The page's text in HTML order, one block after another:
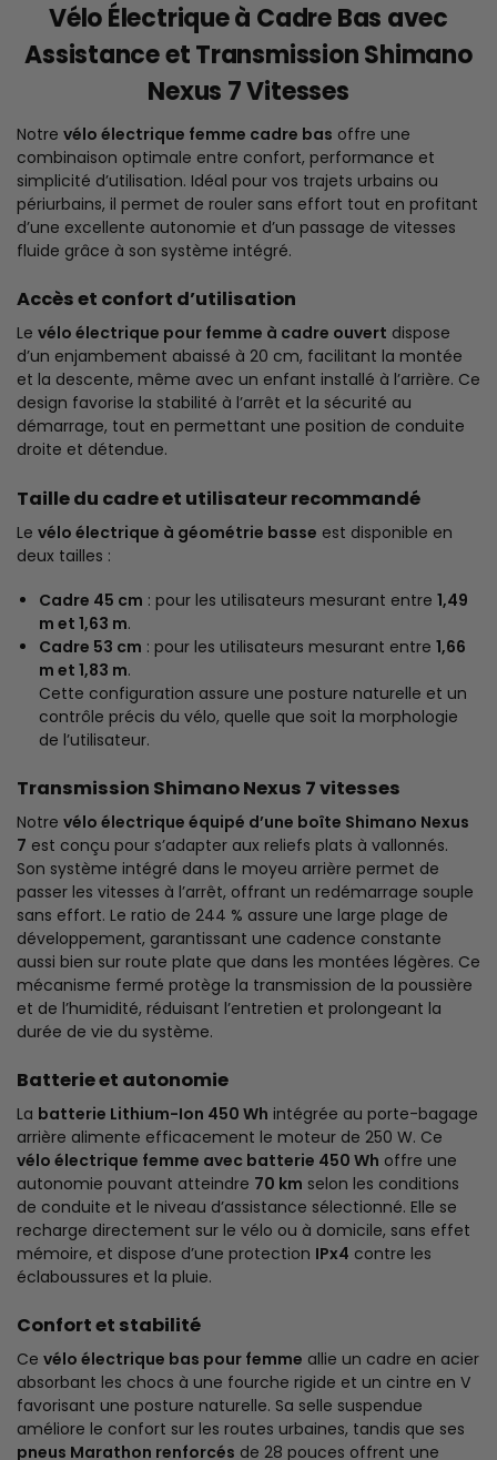
Vélo Électrique à Cadre Bas avec
Assistance et Transmission Shimano
Nexus 7 Vitesses
Notre vélo électrique femme cadre bas offre une
combinaison optimale entre confort, performance et
simplicité d’utilisation. Idéal pour vos trajets urbains ou
périurbains, il permet de rouler sans effort tout en profitant
d’une excellente autonomie et d’un passage de vitesses
fluide grâce à son système intégré.
Accès et confort d’utilisation
Le vélo électrique pour femme à cadre ouvert dispose
d’un enjambement abaissé à 20 cm, facilitant la montée
et la descente, même avec un enfant installé à l’arrière. Ce
design favorise la stabilité à l’arrêt et la sécurité au
démarrage, tout en permettant une position de conduite
droite et détendue.
Taille du cadre et utilisateur recommandé
Le vélo électrique à géométrie basse est disponible en
deux tailles :
Cadre 45 cm : pour les utilisateurs mesurant entre 1,49
m et 1,63 m.
Cadre 53 cm : pour les utilisateurs mesurant entre 1,66
m et 1,83 m.
Cette configuration assure une posture naturelle et un
contrôle précis du vélo, quelle que soit la morphologie
de l’utilisateur.
Transmission Shimano Nexus 7 vitesses
Notre vélo électrique équipé d’une boîte Shimano Nexus
7 est conçu pour s’adapter aux reliefs plats à vallonnés.
Son système intégré dans le moyeu arrière permet de
passer les vitesses à l’arrêt, offrant un redémarrage souple
sans effort. Le ratio de 244 % assure une large plage de
développement, garantissant une cadence constante
aussi bien sur route plate que dans les montées légères. Ce
mécanisme fermé protège la transmission de la poussière
et de l’humidité, réduisant l’entretien et prolongeant la
durée de vie du système.
Batterie et autonomie
La batterie Lithium-Ion 450 Wh intégrée au porte-bagage
arrière alimente efficacement le moteur de 250 W. Ce
vélo électrique femme avec batterie 450 Wh offre une
autonomie pouvant atteindre 70 km selon les conditions
de conduite et le niveau d’assistance sélectionné. Elle se
recharge directement sur le vélo ou à domicile, sans effet
mémoire, et dispose d’une protection IPx4 contre les
éclaboussures et la pluie.
Confort et stabilité
Ce vélo électrique bas pour femme allie un cadre en acier
absorbant les chocs à une fourche rigide et un cintre en V
favorisant une posture naturelle. Sa selle suspendue
améliore le confort sur les routes urbaines, tandis que ses
pneus Marathon renforcés de 28 pouces offrent une